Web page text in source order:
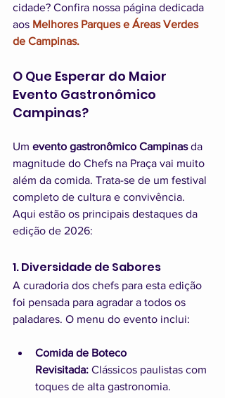
cidade? Confira nossa página dedicada
aos Melhores Parques e Áreas Verdes
de Campinas.
O Que Esperar do Maior
Evento Gastronômico
Campinas?
Um evento gastronômico Campinas da
magnitude do Chefs na Praça vai muito
além da comida. Trata-se de um festival
completo de cultura e convivência.
Aqui estão os principais destaques da
edição de 2026:
1. Diversidade de Sabores
A curadoria dos chefs para esta edição
foi pensada para agradar a todos os
paladares. O menu do evento inclui:
Comida de Boteco
Revisitada: Clássicos paulistas com
toques de alta gastronomia.